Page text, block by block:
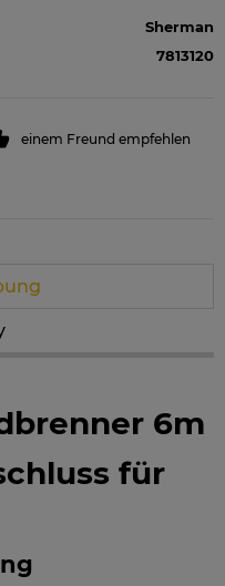
Sherman
7813120
einem Freund empfehlen
6m
für